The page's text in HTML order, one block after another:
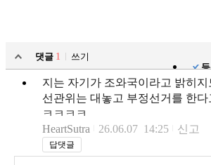
댓글 1
쓰기
지는 자기가 조와국이라고 밝히지
선관위는 대놓고 부정선거를 한
ㅋㅋㅋㅋ
HeartSutra
26.06.07 14:25 신고
답댓글